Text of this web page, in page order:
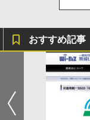
おすすめ記事